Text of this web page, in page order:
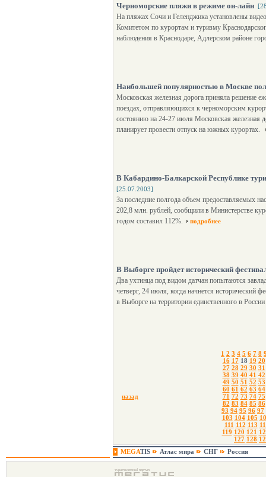
Черноморские пляжи в режиме он-лайн
На пляжах Сочи и Геленджика установлены
Комитетом по курортам и туризму
наблюдения в Краснодаре, Адлерском районе
Наибольшей популярностью в Москве
Московская железная дорога приняла решение
поездах, отправляющихся к черноморским
состоянию на 24-27 июля Московская железная
планирует провести отпуск на южных курортах.
В Кабардино-Балкарской Республике
[25.07.2003]
За последние полгода объем предоставляемых
202,8 млн. рублей, сообщили в Министерстве
годом составил 112%.
подробнее
В Выборге пройдет исторический
Два ухтинца под видом датчан попытаются
четверг, 24 июля, когда начнется исторический
в Выборге на территории единственного в
назад
1 2 3 4 5 6 7 8
16 17 18 19 20
27 28 29 30 31
38 39 40 41 42
49 50 51 52 53
60 61 62 63 64
71 72 73 74 75
82 83 84 85 86
93 94 95 96 97
103 104 105
111 112 113
119 120 121
127 128
MEGATIS Атлас мира СНГ Россия